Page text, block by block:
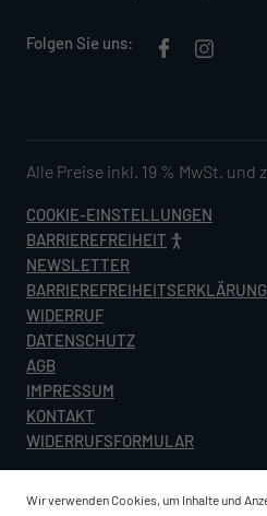
Folgen Sie uns:
Alle Preise inkl. 19 % MwSt. und
COOKIE-EINSTELLUNGEN
BARRIEREFREIHEIT
NEWSLETTER
BARRIEREFREIHEITSERKLÄRUNG
WIDERRUF
DATENSCHUTZ
AGB
IMPRESSUM
KONTAKT
WIDERRUFSFORMULAR
Wir verwenden Cookies, um Inhalte und